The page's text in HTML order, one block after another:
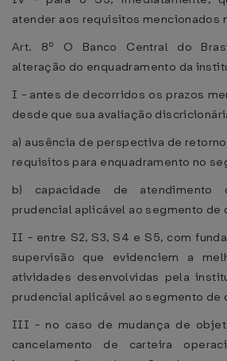
atender aos requisitos mencionados
Art. 8º O Banco Central do
alteração do enquadramento da
I - antes de decorridos os prazos
desde que sua avaliação
a) ausência de perspectiva de
requisitos para enquadramento no
b) capacidade de atendimento
prudencial aplicável ao segmento de
II - entre S2, S3, S4 e S5, com
supervisão que evidenciem a
atividades desenvolvidas pela
prudencial aplicável ao segmento de
III - no caso de mudança de
cancelamento de carteira